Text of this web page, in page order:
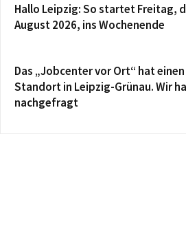
Hallo Leipzig: So startet Freitag,
August 2026, ins Wochenende
Das „Jobcenter vor Ort“ hat
Standort in Leipzig-Grünau. Wir
nachgefragt